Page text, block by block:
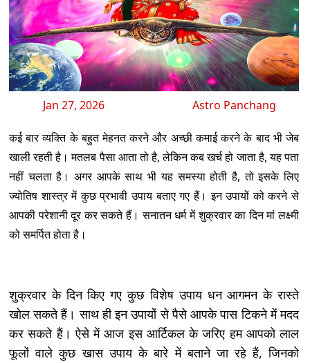
Jan 27, 2026 Astro Panchang
कई बार व्यक्ति के बहुत मेहनत करने और अच्छी कमाई करने के बाद भी जेब
खाली रहती है। मतलब पैसा आता तो है, लेकिन कब खर्च हो जाता है, यह पता
नहीं चलता है। अगर आपके साथ भी यह समस्या होती है, तो इसके लिए
ज्योतिष शास्त्र में कुछ प्रभावी उपाय बताए गए हैं। इन उपायों को करने से
आपकी परेशानी दूर कर सकते हैं। सनातन धर्म में शुक्रवार का दिन मां लक्ष्मी
को समर्पित होता है।
शुक्रवार के दिन किए गए कुछ विशेष उपाय धन आगमन के रास्ते
खोल सकते हैं। साथ ही इन उपायों से पैसे आपके पास टिकने में मदद
कर सकते हैं। ऐसे में आज इस आर्टिकल के जरिए हम आपको लाल
फूलों वाले कुछ खास उपाय के बारे में बताने जा रहे हैं, जिनको